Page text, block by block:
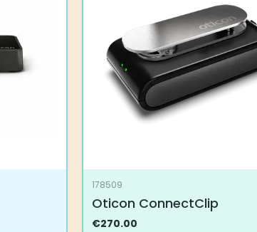
178509
Oticon ConnectClip
€270.00